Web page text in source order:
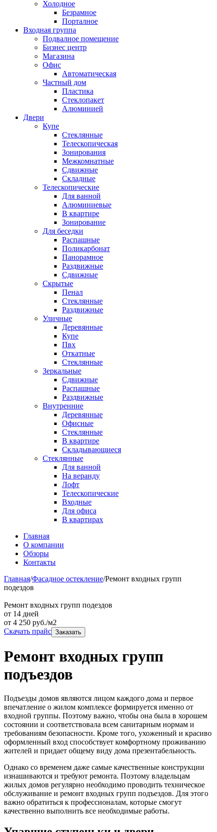
Холодное
Безрамное
Порталное
Входная группа
Подвалное помещение
Бизнес центр
Магазина
Офис
Автоматическая
Частный дом
Пластика
Стеклопакет
Алюминией
Двери
Купе
Стеклянные
Телескопическая
Зонирования
Межкомнатные
Сдвижные
Складные
Телескопические
Для ванной
Алюминиевые
В квартире
Зонирование
Для беседки
Распашные
Поликарбонат
Панорамное
Раздвижные
Сдвижные
Скрытые
Пенал
Стеклянные
Раздвижные
Уличные
Деревянные
Купе
Пвх
Откатные
Стеклянные
Зеркальные
Сдвижные
Распашные
Раздвижные
Внутренние
Деревянные
Офисные
Стеклянные
В квартире
Складывающиеся
Стеклянные
Для ванной
На веранду
Лофт
Телескопические
Входные
Для офиса
В квартирах
Главная
О компании
Обзоры
Контакты
Главная/Фасадное остекление/Ремонт входных групп
подездов
Ремонт входных групп подездов
от 14 дней
от 4 250 руб./м2
Скачать прайс Заказать
Ремонт входных групп
подъездов
Подъезды домов являются лицом каждого дома и первое
впечатление о жилом комплексе формируется именно от
входной группы. Поэтому важно, чтобы она была в хорошем
состоянии и соответствовала всем санитарным нормам и
требованиям безопасности. Кроме того, ухоженный и красиво
оформленный вход способствует комфортному проживанию
жителей и придает общему виду дома презентабельность.
Однако со временем даже самые качественные конструкции
изнашиваются и требуют ремонта. Поэтому владельцам
жилых домов регулярно необходимо проводить техническое
обслуживание и ремонт входных групп подъездов. Для этого
важно обратиться к профессионалам, которые смогут
качественно выполнить все необходимые работы.